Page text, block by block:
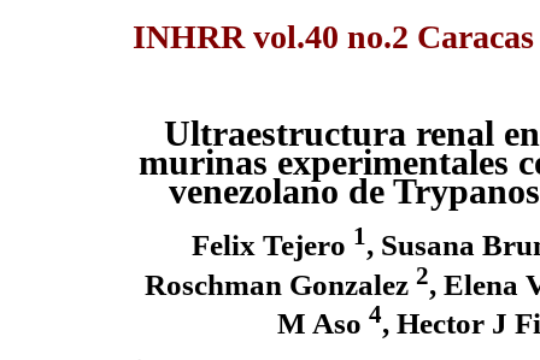
INHRR vol.40 no.2 Caracas
Ultraestructura renal
murinas experimentales
venezolano de
Felix Tejero 1, Susana
Roschman Gonzalez 2, Elena
M Aso 4, Hector J